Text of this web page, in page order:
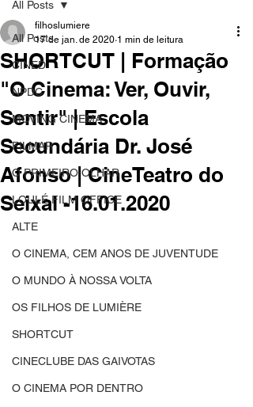
All Posts
CINED
NPDC
MOVING CINEMA
FILMAR
O PRIMEIRO OLHAR
LOULÉ FILM OFFICE
ALTE
O CINEMA, CEM ANOS DE JUVENTUDE
O MUNDO À NOSSA VOLTA
OS FILHOS DE LUMIÈRE
SHORTCUT
CINECLUBE DAS GAIVOTAS
O CINEMA POR DENTRO
All Posts
SHORTCUT | Formação
"O Cinema: Ver, Ouvir,
Sentir" | Escola
Secundária Dr. José
Afonso | CineTeatro do
Seixal -16.01.2020
filhoslumiere
17 de jan. de 2020 1 min de leitura